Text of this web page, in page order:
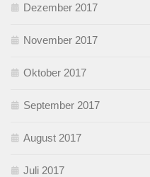
Dezember 2017
November 2017
Oktober 2017
September 2017
August 2017
Juli 2017